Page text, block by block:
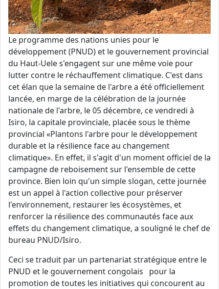
Le programme des nations unies pour le
développement (PNUD) et le gouvernement provincial
du Haut-Uele s'engagent sur une même voie pour
lutter contre le réchauffement climatique. C'est dans
cet élan que la semaine de l'arbre a été officiellement
lancée, en marge de la célébration de la journée
nationale de l'arbre, le 05 décembre, ce vendredi à
Isiro, la capitale provinciale, placée sous le thème
provincial «Plantons l'arbre pour le développement
durable et la résilience face au changement
climatique». En effet, il s'agit d'un moment officiel de la
campagne de reboisement sur l'ensemble de cette
province. Bien loin qu'un simple slogan, cette journée
est un appel à l'action collective pour préserver
l'environnement, restaurer les écosystèmes, et
renforcer la résilience des communautés face aux
effets du changement climatique, a souligné le chef de
bureau PNUD/Isiro.
Ceci se traduit par un partenariat stratégique entre le
PNUD et le gouvernement congolais pour la
promotion de toutes les initiatives qui concourent au